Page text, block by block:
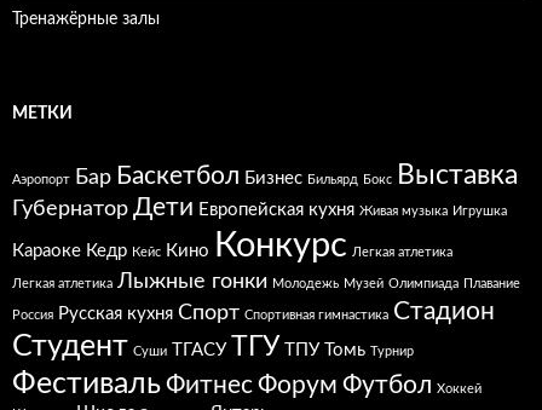
Тренажёрные залы
МЕТКИ
Аэропорт Бар Баскетбол Бизнес Бильярд Бокс Выставка
Губернатор Дети Европейская кухня Живая музыка Игрушка
Караоке Кедр Кейс Кино Конкурс Легкая атлетика
Легкая атлетика Лыжные гонки Молодежь Музей Олимпиада Плавание
Россия Русская кухня Спорт Спортивная гимнастика Стадион
Студент Суши ТГАСУ ТГУ ТПУ Томь Турнир
ФестивальФитнесФорум Футбол Хоккей